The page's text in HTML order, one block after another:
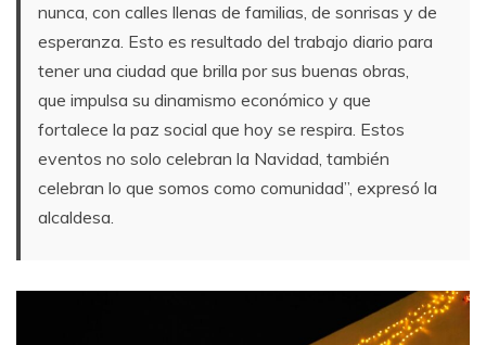
nunca, con calles llenas de familias, de sonrisas y de
esperanza. Esto es resultado del trabajo diario para
tener una ciudad que brilla por sus buenas obras,
que impulsa su dinamismo económico y que
fortalece la paz social que hoy se respira. Estos
eventos no solo celebran la Navidad, también
celebran lo que somos como comunidad”, expresó la
alcaldesa.